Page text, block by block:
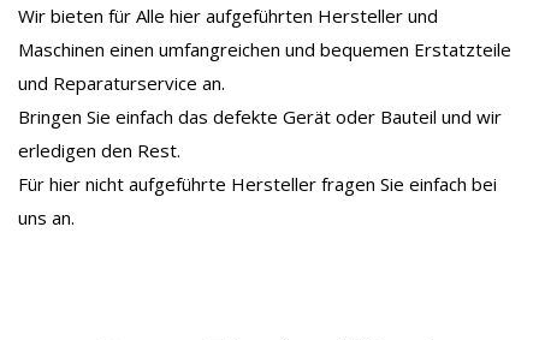
Wir bieten für Alle hier aufgeführten Hersteller und
Maschinen einen umfangreichen und bequemen Erstatzteile
und Reparaturservice an.
Bringen Sie einfach das defekte Gerät oder Bauteil und wir
erledigen den Rest.
Für hier nicht aufgeführte Hersteller fragen Sie einfach bei
uns an.